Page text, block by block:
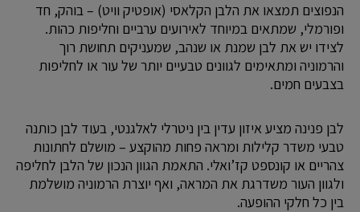
הנפוצים תמצאו את הלבן הקלאסי (אופטיק וויט) – בוהק, חד
ופורמלי, שמתאים במיוחד לאירועים ערביים וחליפות כהות.
לצידו יש את לבן שמנת או שנהב, שמעניקים תחושת רוך
והרמוניה ומתאימים לגוונים טבעיים יותר של עור או לחליפות
בצבעים חמים.
לבן פנינה מציע איזון עדין בין ניטרלי לאלגנטי, בעוד לבן כותנה
טבעי משדר קלילות ומראה פחות מהוקצע – מושלם לחתונות
צהריים או קונספט קז’ואלי. התאמת הגוון הנכון של הלבן לחליפה
ולגוון העור משדרגת את המראה, ואף יוצרת הרמוניה מושלמת
בין כל חלקי ההופעה.